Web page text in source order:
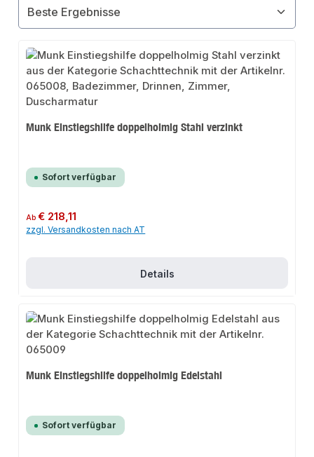
Munk Einstiegshilfe doppelholmig Stahl verzinkt
Sofort verfügbar
Regulärer Preis:
Ab€ 218,11
zzgl. Versandkosten nach AT
Details
Munk Einstiegshilfe doppelholmig Edelstahl
Sofort verfügbar